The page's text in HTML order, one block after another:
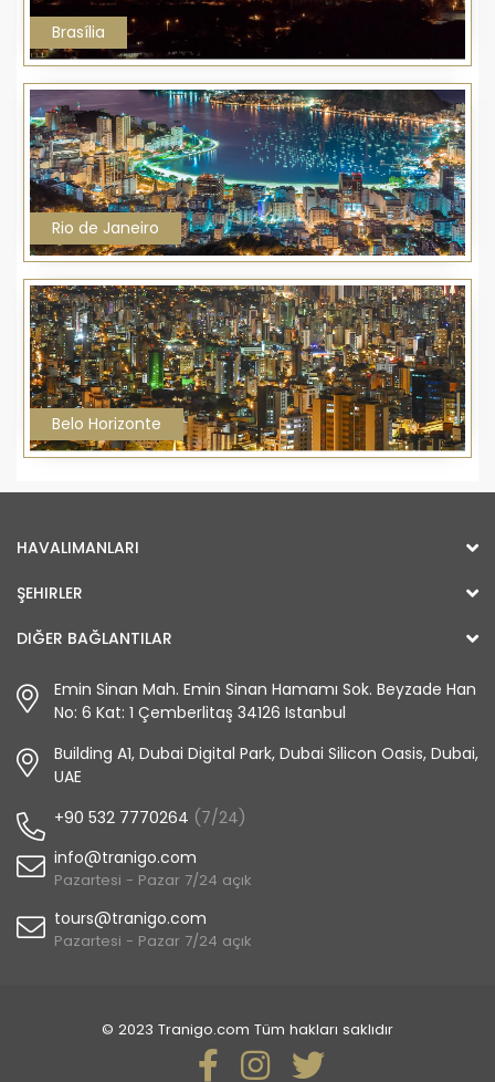
Brasília
Rio de Janeiro
Belo Horizonte
HAVALIMANLARI
ŞEHIRLER
DIĞER BAĞLANTILAR
Emin Sinan Mah. Emin Sinan Hamamı Sok. Beyzade Han
No: 6 Kat: 1 Çemberlitaş 34126 Istanbul
Building A1, Dubai Digital Park, Dubai Silicon Oasis, Dubai,
UAE
+90 532 7770264 (7/24)
info@tranigo.com
Pazartesi - Pazar 7/24 açık
tours@tranigo.com
Pazartesi - Pazar 7/24 açık
© 2023 Tranigo.com Tüm hakları saklıdır